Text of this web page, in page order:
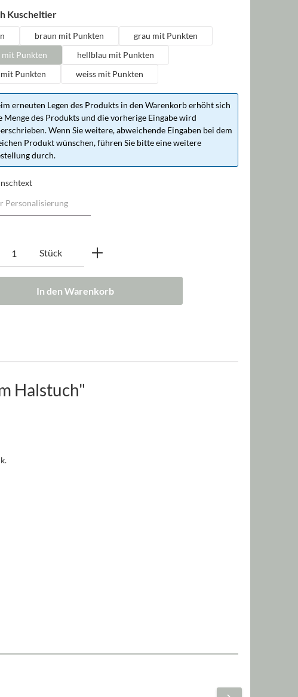
Kuscheltierauswählen
braun mit Punkten
grau mit Punkten
mit Punkten
hellblau mit Punkten
Punkten
weiss mit Punkten
erneuten Legen des Produkts in den Warenkorb erhöht sich
Menge des Produkts und die vorherige Eingabe wird
Wenn Sie weitere, abweichende Eingaben bei dem
Produkt wünschen, führen Sie bitte eine weitere
durch.
Anzahl: Gib den gewünschten Wert ein
Stück
In den Warenkorb
Halstuch"